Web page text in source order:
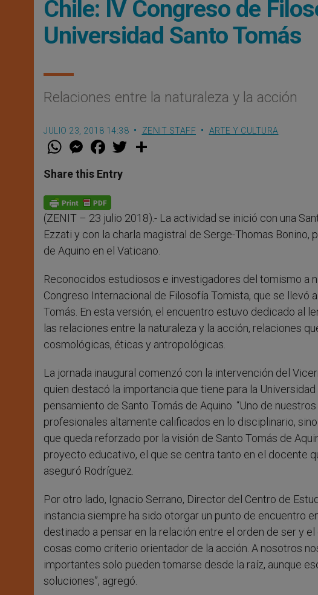
Chile: IV Congreso de
Universidad Santo Tomás
Relaciones entre la naturaleza y la acción
JULIO 23, 2018 14:38 ZENIT STAFF ARTE Y CULTURA
W
t
s
p
p
M
e
s
e
g
e
F
a
e
b
o
k
w
Share this Entry
(ZENIT – 23 julio 2018).- La actividad se inició con una
Ezzati y con la charla magistral de Serge-Thomas
de Aquino en el Vaticano.
Reconocidos estudiosos e investigadores del tomismo a
Congreso Internacional de Filosofía Tomista, que se llevó
Tomás. En esta versión, el encuentro estuvo dedicado al
las relaciones entre la naturaleza y la acción, relaciones
cosmológicas, éticas y antropológicas.
La jornada inaugural comenzó con la intervención del
quien destacó la importancia que tiene para la
pensamiento de Santo Tomás de Aquino. “Uno de
profesionales altamente calificados en lo disciplinario,
que queda reforzado por la visión de Santo Tomás de
proyecto educativo, el que se centra tanto en el docente
aseguró Rodríguez.
Por otro lado, Ignacio Serrano, Director del Centro de
instancia siempre ha sido otorgar un punto de encuentro
destinado a pensar en la relación entre el orden de ser y
cosas como criterio orientador de la acción. A nosotros
importantes solo pueden tomarse desde la raíz, aunque
soluciones”, agregó.